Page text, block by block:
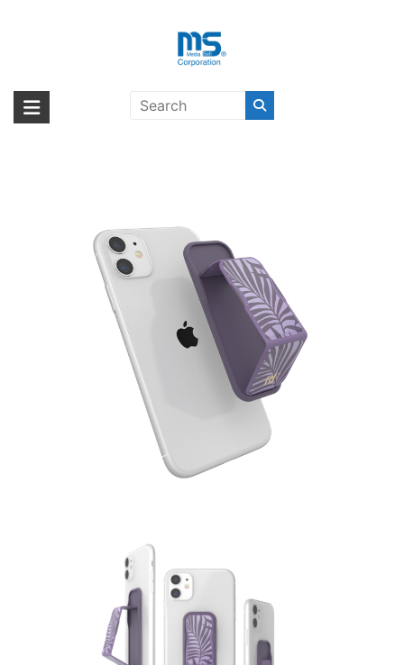
海外輸入ブランド商品｜株式会社
海外事業部が取り揃えている海外輸入商品には、日本では珍しい「海外ブ
ランド」をはじめ「ユニークな商品」「機能的な商品」「コストパフォー
UNIVERSAL Stand&Grip Purple